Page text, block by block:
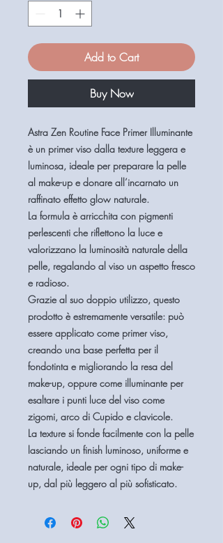
Add to Cart
Buy Now
Astra Zen Routine Face Primer Illuminante
è un primer viso dalla texture leggera e
luminosa, ideale per preparare la pelle
al make-up e donare all’incarnato un
raffinato effetto glow naturale.
La formula è arricchita con pigmenti
perlescenti che riflettono la luce e
valorizzano la luminosità naturale della
pelle, regalando al viso un aspetto fresco
e radioso.
Grazie al suo doppio utilizzo, questo
prodotto è estremamente versatile: può
essere applicato come primer viso,
creando una base perfetta per il
fondotinta e migliorando la resa del
make-up, oppure come illuminante per
esaltare i punti luce del viso come
zigomi, arco di Cupido e clavicole.
La texture si fonde facilmente con la pelle
lasciando un finish luminoso, uniforme e
naturale, ideale per ogni tipo di make-
up, dal più leggero al più sofisticato.